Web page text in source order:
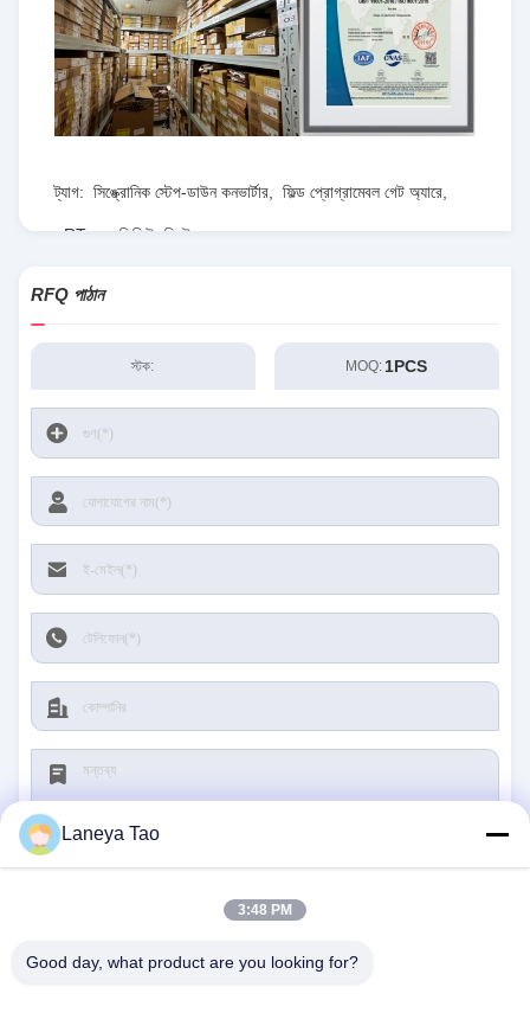
ট্যাগ: সিঙ্ক্রোনিক স্টেপ-ডাউন কনভার্টার ফিল্ড প্রোগ্রামেবল গেট অ্যারে
RT৮০৭৭জিকিউডব্লিউ
RFQ পাঠান
স্টক: MOQ: 1PCS
জমা দিন
Laneya Tao
3:48 PM
Good day, what product are you looking for?